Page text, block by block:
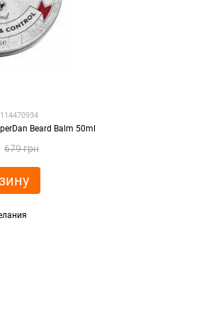
Beard Balm 50ml
679 грн